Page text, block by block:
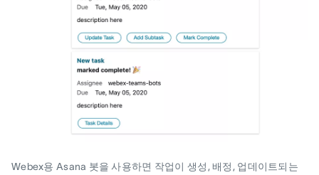
Webex용 Asana 봇을 사용하면 작업이 생성, 배정, 업데이트되는